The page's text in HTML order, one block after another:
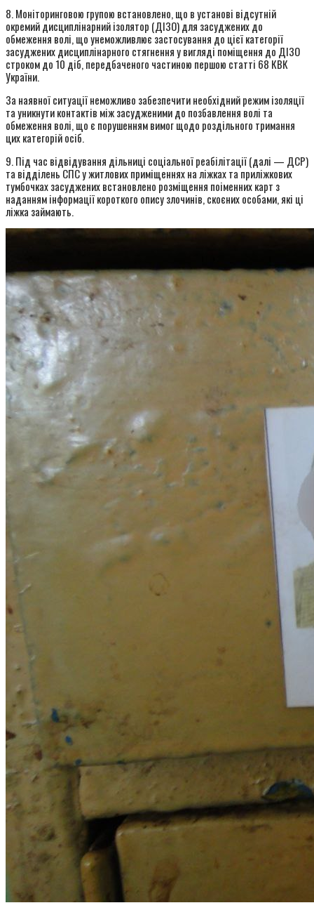
8. Моніторинговою групою встановлено, що в установі відсутній
окремий дисциплінарний ізолятор (ДІЗО) для засуджених до
обмеження волі, що унеможливлює застосування до цієї категорії
засуджених дисциплінарного стягнення у вигляді поміщення до ДІЗО
строком до 10 діб, передбаченого частиною першою статті 68 КВК
України.
За наявної ситуації неможливо забезпечити необхідний режим ізоляції
та уникнути контактів між засудженими до позбавлення волі та
обмеження волі, що є порушенням вимог щодо роздільного тримання
цих категорій осіб.
9. Під час відвідування дільниці соціальної реабілітації (далі — ДСР)
та відділень СПС у житлових приміщеннях на ліжках та приліжкових
тумбочках засуджених встановлено розміщення поіменних карт з
наданням інформації короткого опису злочинів, скоєних особами, які ці
ліжка займають.